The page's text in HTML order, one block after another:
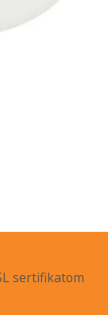
sertifikatom